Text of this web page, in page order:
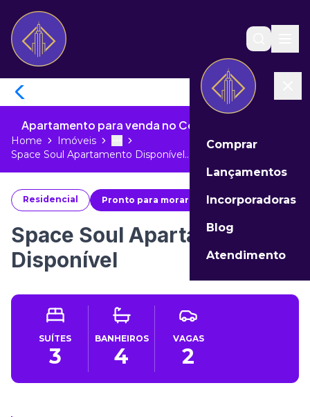
Comprar
Lançamentos
Incorporadoras
Blog
Atendimento
Apartamento para venda no Centro de Itajaí - SC
Home Imóveis More
Toggle menu
Space Soul Apartamento Disponível...
Residencial Pronto para morar #47233
Space Soul Apartamento
Disponível
SUÍTES
3
BANHEIROS
4
VAGAS
2